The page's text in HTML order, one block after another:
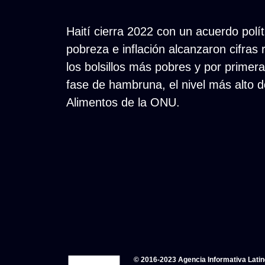
Haití cierra 2022 con un acuerdo
pobreza e inflación alcanzaron
los bolsillos más pobres y por
fase de hambruna, el nivel más alto
Alimentos de la ONU.
© 2016-2023 Agencia Informativa